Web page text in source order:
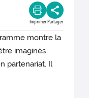
Imprimer Partager
montre la
imaginés
partenariat. Il